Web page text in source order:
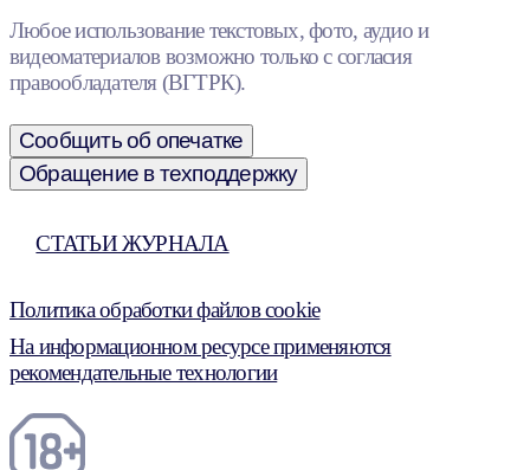
Любое использование текстовых, фото, аудио и
видеоматериалов возможно только с согласия
правообладателя (ВГТРК).
Сообщить об опечатке
Обращение в техподдержку
СТАТЬИ ЖУРНАЛА
Политика обработки файлов cookie
На информационном ресурсе применяются
рекомендательные технологии